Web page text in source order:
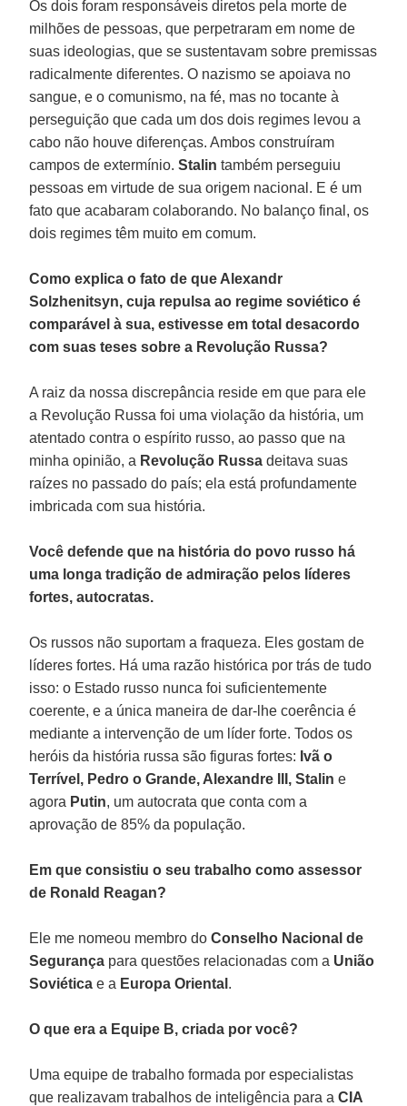
Os dois foram responsáveis diretos pela morte de
milhões de pessoas, que perpetraram em nome de
suas ideologias, que se sustentavam sobre premissas
radicalmente diferentes. O nazismo se apoiava no
sangue, e o comunismo, na fé, mas no tocante à
perseguição que cada um dos dois regimes levou a
cabo não houve diferenças. Ambos construíram
campos de extermínio.Stalin também perseguiu
pessoas em virtude de sua origem nacional. E é um
fato que acabaram colaborando. No balanço final, os
dois regimes têm muito em comum.
Como explica o fato de que Alexandr
Solzhenitsyn, cuja repulsa ao regime soviético é
comparável à sua, estivesse em total desacordo
com suas teses sobre a Revolução Russa?
A raiz da nossa discrepância reside em que para ele
a Revolução Russa foi uma violação da história, um
atentado contra o espírito russo, ao passo que na
minha opinião, a Revolução Russa deitava suas
raízes no passado do país; ela está profundamente
imbricada com sua história.
Você defende que na história do povo russo há
uma longa tradição de admiração pelos líderes
fortes, autocratas.
Os russos não suportam a fraqueza. Eles gostam de
líderes fortes. Há uma razão histórica por trás de tudo
isso: o Estado russo nunca foi suficientemente
coerente, e a única maneira de dar-lhe coerência é
mediante a intervenção de um líder forte. Todos os
heróis da história russa são figuras fortes: Ivã o
Terrível, Pedro o Grande, Alexandre III, Staline
agora Putin, um autocrata que conta com a
aprovação de 85% da população.
Em que consistiu o seu trabalho como assessor
de Ronald Reagan?
Ele me nomeou membro doConselho Nacional de
Segurança para questões relacionadas com a União
Soviética e a Europa Oriental .
O que era a Equipe B, criada por você?
Uma equipe de trabalho formada por especialistas
que realizavam trabalhos de inteligência para aCIA